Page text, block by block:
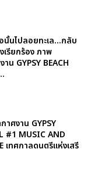
อนั้นไปลอยทะเล...กลับ
เรียกร้อง ภาพ
น GYPSY BEACH
าศงาน GYPSY
#1 MUSIC AND
เทศกาลดนตรีแห่งเสรี